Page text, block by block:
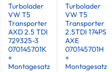
Turbolader
VW T5
Transporter
AXD 2.5 TDI
729325-3
070145701K
+
Montagesatz
Turbolader
VW T5
Transporter
2.5TDI 174PS
AXE
070145701H
+
Montagesatz